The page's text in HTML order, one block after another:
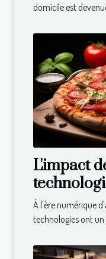
domicile est
L'impact
de repas
À l'ère numérique
technologies ont un